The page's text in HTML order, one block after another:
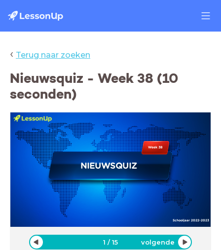
‹ Terug naar zoeken
Nieuwsquiz - Week 38 (10
seconden)
NIEUWSQUIZ
Week 38
Schooljaar 2022-2023
1 /15 volgende